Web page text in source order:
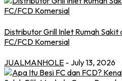
Distributor Grill Inlet Rumah
FC/FCD Komersial
JUALMANHOLE - July 13, 2026